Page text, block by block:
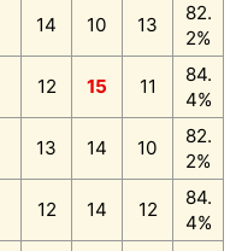
14 10 13
82.
2%
12 15 11
84.
4%
13 14 10
82.
2%
12 14 12
84.
4%